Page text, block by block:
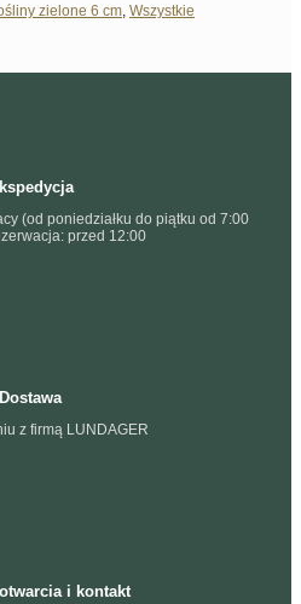
zielone 6 cm Wszystkie
(od poniedziałku do piątku od 7:00
przed 12:00
Dostawa
z firmą LUNDAGER
i kontakt